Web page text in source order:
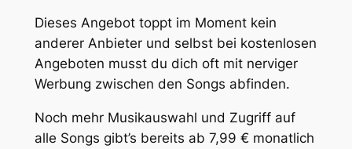
Dieses Angebot toppt im Moment kein
anderer Anbieter und selbst bei kostenlosen
Angeboten musst du dich oft mit nerviger
Werbung zwischen den Songs abfinden.
Noch mehr Musikauswahl und Zugriff auf
alle Songs gibt’s bereits ab 7,99 € monatlich